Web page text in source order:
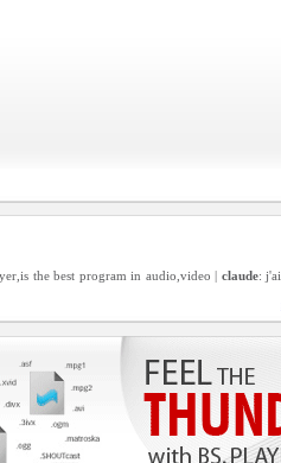
the best program in audio,video | claude: